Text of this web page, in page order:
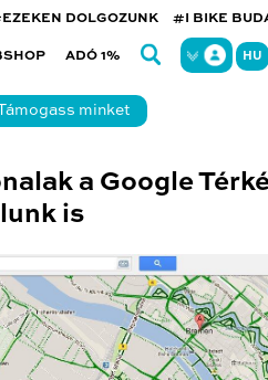
DOLGOZUNK #I BIKE
ADÓ 1% HU
Támogass minket
a Google
is